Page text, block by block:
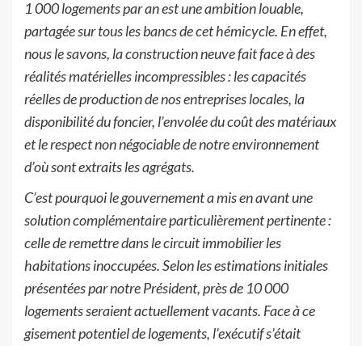
1 000 logements par an est une ambition louable,
partagée sur tous les bancs de cet hémicycle. En effet,
nous le savons, la construction neuve fait face à des
réalités matérielles incompressibles : les capacités
réelles de production de nos entreprises locales, la
disponibilité du foncier, l’envolée du coût des matériaux
et le respect non négociable de notre environnement
d’où sont extraits les agrégats.
C’est pourquoi le gouvernement a mis en avant une
solution complémentaire particulièrement pertinente :
celle de remettre dans le circuit immobilier les
habitations inoccupées. Selon les estimations initiales
présentées par notre Président, près de 10 000
logements seraient actuellement vacants. Face à ce
gisement potentiel de logements, l’exécutif s’était